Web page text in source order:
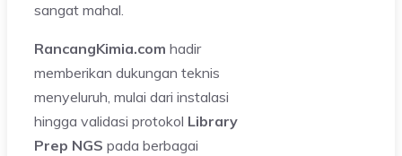
sangat mahal.
RancangKimia.com hadir
memberikan dukungan teknis
menyeluruh, mulai dari instalasi
hingga validasi protokol Library
Prep NGS pada berbagai